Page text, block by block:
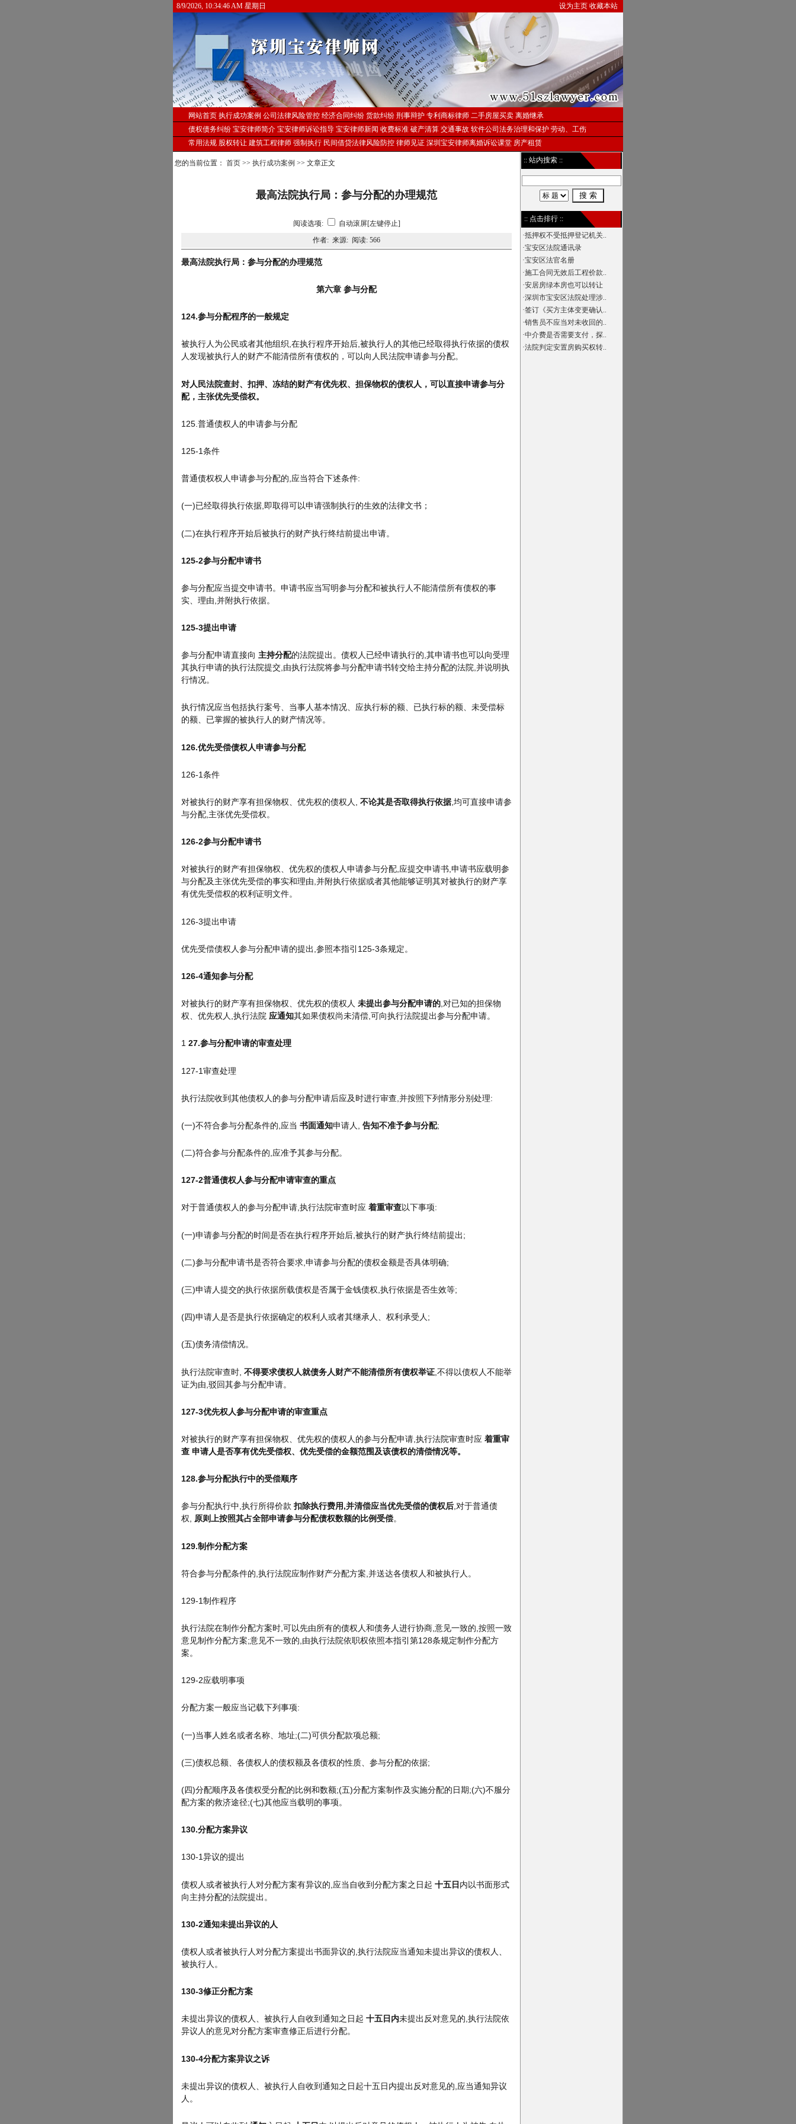
8/9/2026, 10:34:47 AM 星期日 设为主页 收藏本站
网站首页 执行成功案例 公司法律风险管控 经济合同纠纷 货款纠纷 刑事辩护 专利商标律师 二手房屋买卖 离婚继承
债权债务纠纷 宝安律师简介 宝安律师诉讼指导 宝安律师新闻 收费标准 破产清算 交通事故 软件公司法务治理和保护 劳动、工伤
常用法规 股权转让 建筑工程律师 强制执行 民间借贷法律风险防控 律师见证 深圳宝安律师离婚诉讼课堂 房产租赁
您的当前位置： 首页 >> 执行成功案例 >> 文章正文
最高法院执行局：参与分配的办理规范
阅读选项:
自动滚屏[左键停止]
作者: 来源: 阅读: 566
最高法院执行局：参与分配的办理规范
第六章 参与分配
124.参与分配程序的一般规定
被执行人为公民或者其他组织,在执行程序开始后,被执行人的其他已经取得执行依据的债权
人发现被执行人的财产不能清偿所有债权的，可以向人民法院申请参与分配。
对人民法院查封、扣押、冻结的财产有优先权、担保物权的债权人，可以直接申请参与分
配，主张优先受偿权。
125.普通债权人的申请参与分配
125-1条件
普通债权权人申请参与分配的,应当符合下述条件:
(一)已经取得执行依据,即取得可以申请强制执行的生效的法律文书；
(二)在执行程序开始后被执行的财产执行终结前提出申请。
125-2参与分配申请书
参与分配应当提交申请书。申请书应当写明参与分配和被执行人不能清偿所有债权的事
实、理由,并附执行依据。
125-3提出申请
参与分配申请直接向 主持分配的法院提出。债权人已经申请执行的,其申请书也可以向受理
其执行申请的执行法院提交,由执行法院将参与分配申请书转交给主持分配的法院,并说明执
行情况。
执行情况应当包括执行案号、当事人基本情况、应执行标的额、已执行标的额、未受偿标
的额、已掌握的被执行人的财产情况等。
126.优先受偿债权人申请参与分配
126-1条件
对被执行的财产享有担保物权、优先权的债权人, 不论其是否取得执行依据,均可直接申请参
与分配,主张优先受偿权。
126-2参与分配申请书
对被执行的财产有担保物权、优先权的债权人申请参与分配,应提交申请书,申请书应载明参
与分配及主张优先受偿的事实和理由,并附执行依据或者其他能够证明其对被执行的财产享
有优先受偿权的权利证明文件。
126-3提出申请
优先受偿债权人参与分配申请的提出,参照本指引125-3条规定。
126-4通知参与分配
对被执行的财产享有担保物权、优先权的债权人 未提出参与分配申请的 ,对已知的担保物
权、优先权人,执行法院 应通知其如果债权尚未清偿,可向执行法院提出参与分配申请。
1 27.参与分配申请的审查处理
127-1审查处理
执行法院收到其他债权人的参与分配申请后应及时进行审查,并按照下列情形分别处理:
(一)不符合参与分配条件的,应当 书面通知申请人, 告知不准予参与分配;
(二)符合参与分配条件的,应准予其参与分配。
127-2普通债权人参与分配申请审查的重点
对于普通债权人的参与分配申请,执行法院审查时应 着重审查以下事项:
(一)申请参与分配的时间是否在执行程序开始后,被执行的财产执行终结前提出;
(二)参与分配申请书是否符合要求,申请参与分配的债权金额是否具体明确;
(三)申请人提交的执行依据所载债权是否属于金钱债权,执行依据是否生效等;
(四)申请人是否是执行依据确定的权利人或者其继承人、权利承受人;
(五)债务清偿情况。
执行法院审查时, 不得要求债权人就债务人财产不能清偿所有债权举证 ,不得以债权人不能举
证为由,驳回其参与分配申请。
127-3优先权人参与分配申请的审查重点
对被执行的财产享有担保物权、优先权的债权人的参与分配申请,执行法院审查时应 着重审
查 申请人是否享有优先受偿权、优先受偿的金额范围及该债权的清偿情况等。
128.参与分配执行中的受偿顺序
参与分配执行中,执行所得价款 扣除执行费用,并清偿应当优先受偿的债权后,对于普通债
权, 原则上按照其占全部申请参与分配债权数额的比例受偿。
129.制作分配方案
符合参与分配条件的,执行法院应制作财产分配方案,并送达各债权人和被执行人。
129-1制作程序
执行法院在制作分配方案时,可以先由所有的债权人和债务人进行协商,意见一致的,按照一致
意见制作分配方案;意见不一致的,由执行法院依职权依照本指引第128条规定制作分配方
案。
129-2应载明事项
分配方案一般应当记载下列事项:
(一)当事人姓名或者名称、地址;(二)可供分配款项总额;
(三)债权总额、各债权人的债权额及各债权的性质、参与分配的依据;
(四)分配顺序及各债权受分配的比例和数额;(五)分配方案制作及实施分配的日期;(六)不服分
配方案的救济途径;(七)其他应当载明的事项。
130.分配方案异议
130-1异议的提出
债权人或者被执行人对分配方案有异议的,应当自收到分配方案之日起 十五日内以书面形式
向主持分配的法院提出。
130-2通知未提出异议的人
债权人或者被执行人对分配方案提出书面异议的,执行法院应当通知未提出异议的债权人、
被执行人。
130-3修正分配方案
未提出异议的债权人、被执行人自收到通知之日起 十五日内未提出反对意见的,执行法院依
异议人的意见对分配方案审查修正后进行分配。
130-4分配方案异议之诉
未提出异议的债权人、被执行人自收到通知之日起十五日内提出反对意见的,应当通知异议
人。
:: 站内搜索 ::
:: 点击排行 ::
·抵押权不受抵押登记机关..
·宝安区法院通讯录
·宝安区法官名册
·施工合同无效后工程价款..
·安居房绿本房也可以转让
·深圳市宝安区法院处理涉..
·签订《买方主体变更确认..
·销售员不应当对未收回的..
·中介费是否需要支付，探..
·法院判定安置房购买权转..